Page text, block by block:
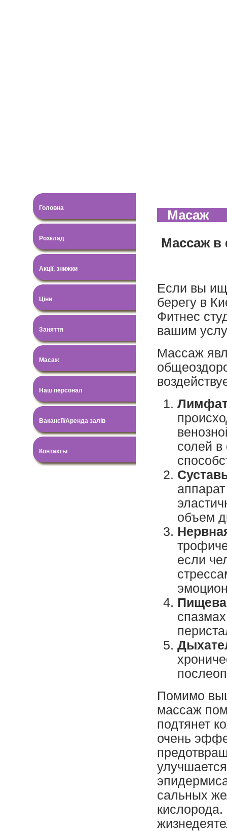
Масаж
Массаж в
Если вы
берегу в
Фитнес
вашим
Массаж
солей в
объем
если
Помимо
массаж
подтянет
очень
сальных
Головна
Розклад
Акції, знижки
Ціни
Заняття
Масаж
Наш персонал
Вакансії/Аренда залів
Контакты